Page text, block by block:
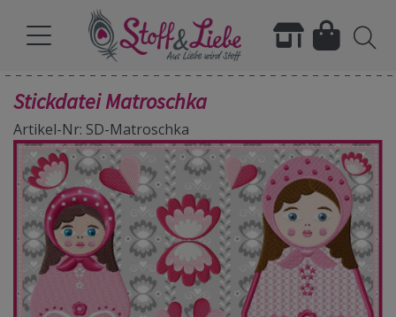
Stickdatei Matroschka
Artikel-Nr: SD-Matroschka